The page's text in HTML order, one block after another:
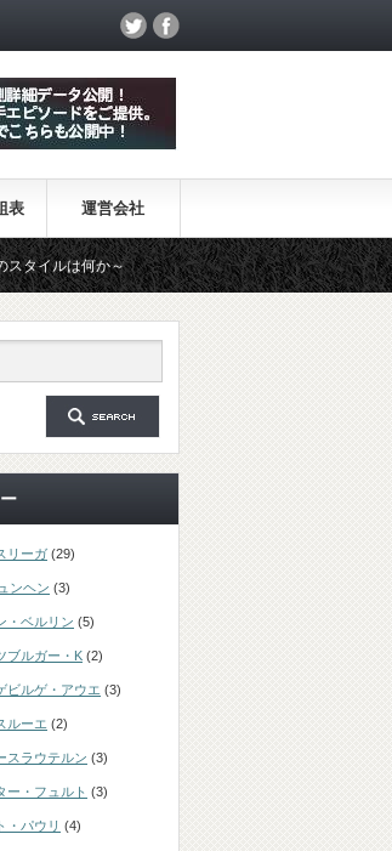
表 運営会社
か～ 【一覧】J1・J2・J3リーグ「退団・戦
リーガ (29)
ンヘン (3)
・ベルリン (5)
ブルガー・K (2)
ビルゲ・アウエ (3)
ルーエ (2)
スラウテルン (3)
ー・フュルト (3)
・パウリ (4)